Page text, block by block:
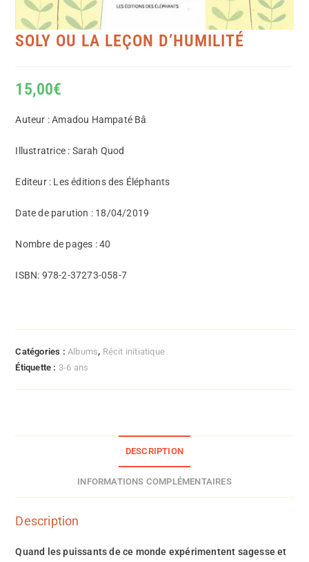
SOLY OU LA LEÇON D’HUMILITÉ
15,00€
Auteur : Amadou Hampaté Bâ
Illustratrice : Sarah Quod
Editeur : Les éditions des Éléphants
Date de parution : 18/04/2019
Nombre de pages : 40
ISBN: 978-2-37273-058-7
Catégories : Albums, Récit initiatique
Étiquette : 3-6 ans
DESCRIPTION
INFORMATIONS COMPLÉMENTAIRES
Description
Quand les puissants de ce monde expérimentent sagesse et